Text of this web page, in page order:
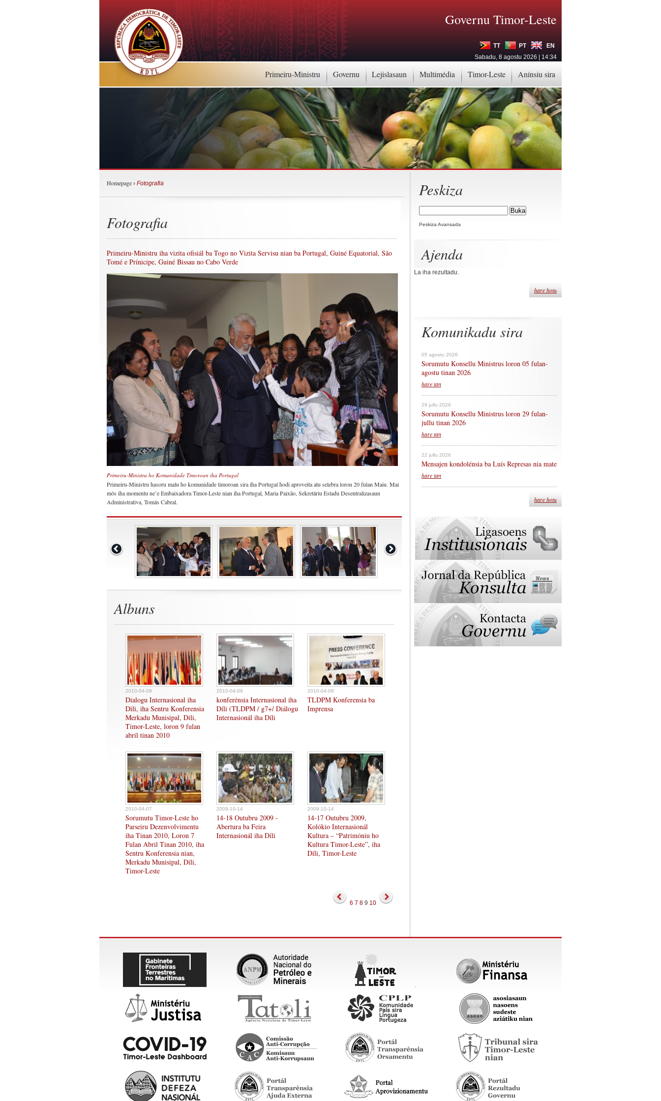
Primeiru-Ministru Governu Lejislasaun Multimédia Timor-Leste Anínsiu sira
Governu Timor-Leste
TT PT
EN
Sabadu, 8 agostu 2026 | 14:34
Peskiza
Peskiza Avansada
Ajenda
La iha rezultadu.
hare hotu
Komunikadu sira
05 agostu 2026
Sorumutu Konsellu Ministrus loron 05 fulan-
agostu tinan 2026
hare tan
29 jullu 2026
Sorumutu Konsellu Ministrus loron 29 fulan-
jullu tinan 2026
hare tan
22 jullu 2026
Mensajen kondolénsia ba Luís Represas nia mate
hare tan
hare hotu
Homepage › Fotografia
Fotografia
Primeiru-Ministru iha vizita ofisiál ba Togo no Vizita Servisu nian ba Portugal, Guiné Equatorial, São
Tomé e Prínicipe, Guiné Bissau no Cabo Verde
Primeiru-Ministru ho Komunidade Timoroan iha Portugal
Primeiru-Ministru hasoru malu ho komunidade timoroan sira iha Portugal hodi aproveita atu selebra loron 20 fulan Maiu. Mai
mós iha momentu ne’e Embaixadora Timor-Leste nian iha Portugal, Maria Paixão, Sekretáriu Estadu Desentralizasaun
Administrativa, Tomás Cabral.
Albuns
2010-04-09
Dialogu Internasional iha
Dili, iha Sentru Konferensia
Merkadu Munisipal, Dili,
Timor-Leste, loron 9 fulan
abril tinan 2010
2010-04-09
konferénsia Internasional iha
Díli (TLDPM / g7+/ Diálogu
Internasionál iha Díli
2010-04-08
TLDPM Konferensia ba
Imprensa
2010-04-07
Sorumutu Timor-Leste ho
Parseiru Dezenvolvimentu
iha Tinan 2010, Loron 7
Fulan Abril Tinan 2010, iha
Sentru Konferensia nian,
Merkadu Munisipal, Díli,
Timor-Leste
2009-10-14
14-18 Outubru 2009 -
Abertura ba Feira
Internasionál iha Díli
2009-10-14
14-17 Outubru 2009,
Kolókio Internasionál
Kultura – “Patrimóniu ho
Kultura Timor-Leste”, iha
Díli, Timor-Leste
6 7 8 9 10